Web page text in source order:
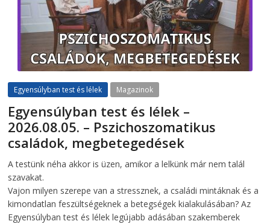
Egyensúlyban test és lélek Magazinok
Egyensúlyban test és lélek –
2026.08.05. – Pszichoszomatikus
családok, megbetegedések
A testünk néha akkor is üzen, amikor a lelkünk már nem talál
szavakat.
Vajon milyen szerepe van a stressznek, a családi mintáknak és a
kimondatlan feszültségeknek a betegségek kialakulásában? Az
Egyensúlyban test és lélek legújabb adásában szakemberek